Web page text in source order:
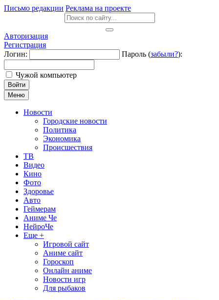
Письмо редакции Реклама на проекте
Авторизация
Регистрация
Логин:
Пароль (забыли?):
Чужой компьютер
Войти
Меню
Новости
Городские новости
Политика
Экономика
Происшествия
ТВ
Видео
Кино
Фото
Здоровье
Авто
Геймерам
Аниме Че
НейроЧе
Еще +
Игровой сайт
Аниме сайт
Гороскоп
Онлайн аниме
Новости игр
Для рыбаков